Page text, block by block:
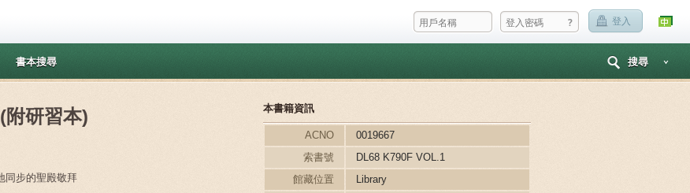
? 登入
書本搜尋 搜尋
附研習本)
同步的聖殿敬拜
本書籍資訊
ACNO
0019667
索書號
DL68 K790F VOL.1
館藏位置
Library